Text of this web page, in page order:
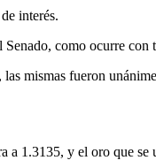
interés.
como ocurre
mismas fueron
a 1.3135, y el oro que